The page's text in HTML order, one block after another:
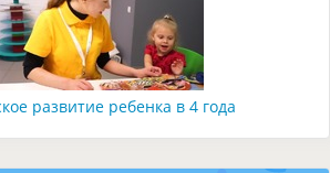
развитие ребенка в 4 года